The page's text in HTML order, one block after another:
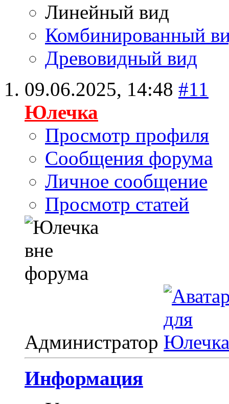
Линейный вид
Комбинированный
Древовидный вид
09.06.2025, 14:48 #11
Юлечка
Просмотр профиля
Сообщения форума
Личное сообщение
Просмотр статей
Администратор
Информация